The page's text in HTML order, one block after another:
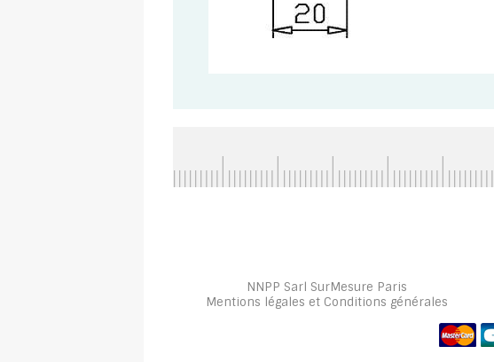
NNPP Sarl SurMesure Paris
Mentions légales et Conditions générales